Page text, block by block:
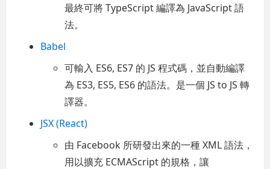
最終可將 TypeScript 編譯為 JavaScript 語
法。
Babel
可輸入 ES6, ES7 的 JS 程式碼，並自動編譯
為 ES3, ES5, ES6 的語法。是一個 JS to JS 轉
譯器。
JSX (React)
由 Facebook 所研發出來的一種 XML 語法，
用以擴充 ECMAScript 的規格，讓